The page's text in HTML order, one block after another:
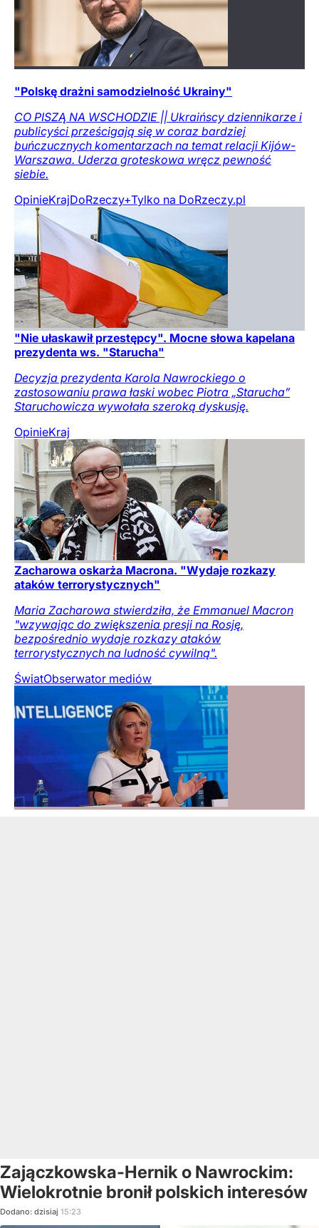
"Polskę drażni samodzielność Ukrainy"
CO PISZĄ NA WSCHODZIE || Ukraińscy dziennikarze i
publicyści prześcigają się w coraz bardziej
buńczucznych komentarzach na temat relacji Kijów-
Warszawa. Uderza groteskowa wręcz pewność
siebie.
OpinieKrajDoRzeczy+Tylko na DoRzeczy.pl
"Nie ułaskawił przestępcy". Mocne słowa kapelana
prezydenta ws. "Starucha"
Decyzja prezydenta Karola Nawrockiego o
zastosowaniu prawa łaski wobec Piotra „Starucha”
Staruchowicza wywołała szeroką dyskusję.
OpinieKraj
Zacharowa oskarża Macrona. "Wydaje rozkazy
ataków terrorystycznych"
Maria Zacharowa stwierdziła, że Emmanuel Macron
"wzywając do zwiększenia presji na Rosję,
bezpośrednio wydaje rozkazy ataków
terrorystycznych na ludność cywilną".
ŚwiatObserwator mediów
Zajączkowska-Hernik o Nawrockim:
Wielokrotnie bronił polskich interesów
Dodano: dzisiaj 15:23